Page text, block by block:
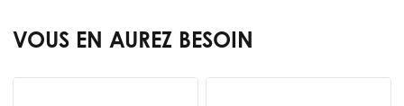
VOUS EN AUREZ BESOIN
Press to skip carousel